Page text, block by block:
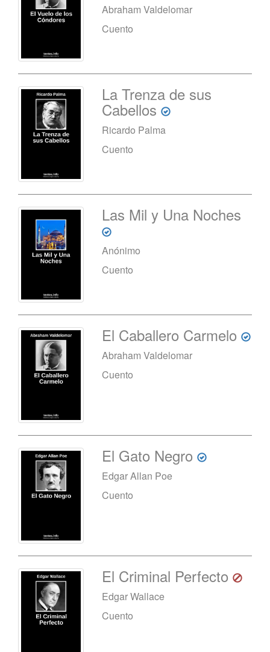
Abraham Valdelomar
Cuento
La Trenza de sus
Cabellos
Ricardo Palma
Cuento
Las Mil y Una Noches
Anónimo
Cuento
El Caballero Carmelo
Abraham Valdelomar
Cuento
El Gato Negro
Edgar Allan Poe
Cuento
El Criminal Perfecto
Edgar Wallace
Cuento